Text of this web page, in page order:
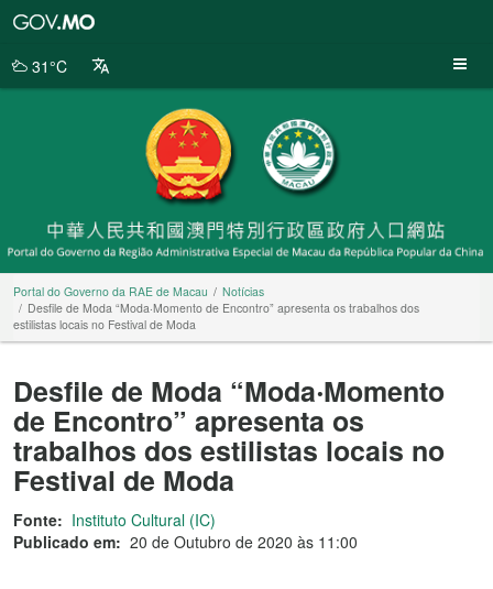
da
31°C
Portal do Governo da RAE de Macau
Notícias
Desfile de Moda “Moda‧Momento de Encontro” apresenta os trabalhos dos
estilistas locais no Festival de Moda
Desfile de Moda “Moda‧Momento
de Encontro” apresenta os
trabalhos dos estilistas locais no
Festival de Moda
Fonte: Instituto Cultural (IC)
Publicado em: 20 de Outubro de 2020 às 11:00